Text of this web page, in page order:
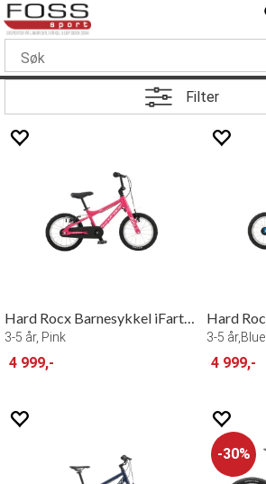
Filter
Hard Rocx Barnesykkel iFarta 14"
3-5 år, Pink
4 999,-
3-5 år,Blue
4 999,-
30%